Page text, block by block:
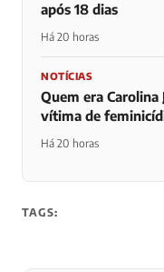
após 18 dias
Há 20 horas
NOTÍCIAS
Quem era Carolina
vítima de
Há 20 horas
TAGS: